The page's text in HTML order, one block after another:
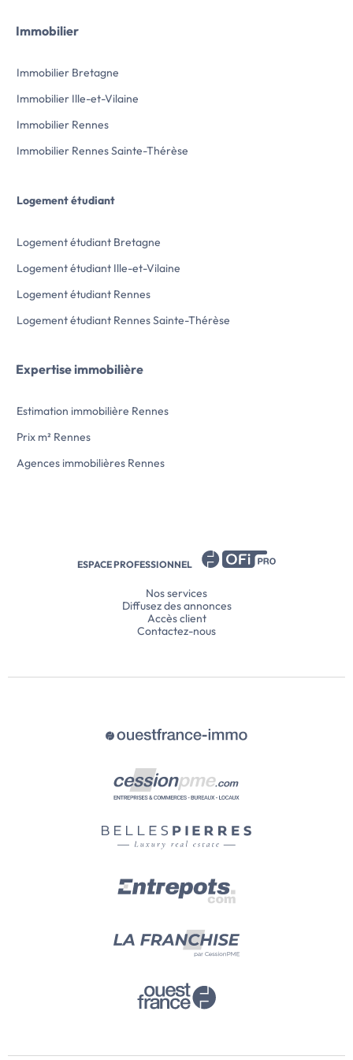
Immobilier
Immobilier Bretagne
Immobilier Ille-et-Vilaine
Immobilier Rennes
Immobilier Rennes Sainte-Thérèse
Logement étudiant
Logement étudiant Bretagne
Logement étudiant Ille-et-Vilaine
Logement étudiant Rennes
Logement étudiant Rennes Sainte-Thérèse
Expertise immobilière
Estimation immobilière Rennes
Prix m² Rennes
Agences immobilières Rennes
ESPACE PROFESSIONNEL
Nos services
Diffusez des annonces
Accès client
Contactez-nous